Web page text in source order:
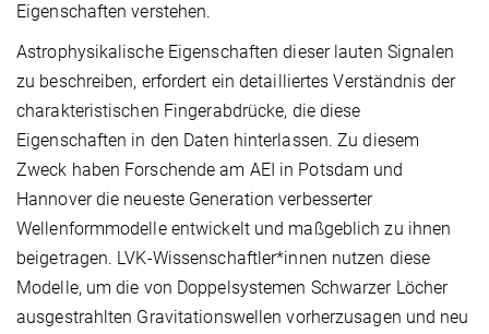
Eigenschaften verstehen.
Astrophysikalische Eigenschaften dieser lauten Signalen
zu beschreiben, erfordert ein detailliertes Verständnis der
charakteristischen Fingerabdrücke, die diese
Eigenschaften in den Daten hinterlassen. Zu diesem
Zweck haben Forschende am AEI in Potsdam und
Hannover die neueste Generation verbesserter
Wellenformmodelle entwickelt und maßgeblich zu ihnen
beigetragen. LVK-Wissenschaftler*innen nutzen diese
Modelle, um die von Doppelsystemen Schwarzer Löcher
ausgestrahlten Gravitationswellen vorherzusagen und neu